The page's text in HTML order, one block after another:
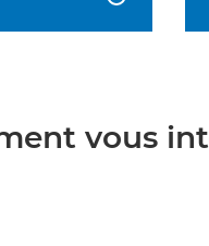
vous